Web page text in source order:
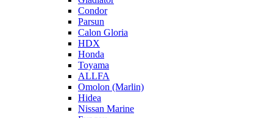
Condor
Parsun
Calon Gloria
HDX
Honda
Toyama
ALLFA
Omolon (Marlin)
Hidea
Nissan Marine